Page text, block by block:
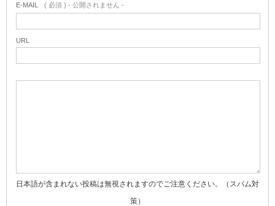
E-MAIL ( 必須 ) - 公開されません -
URL
日本語が含まれない投稿は無視されますのでご注意ください。（スパム対
策）